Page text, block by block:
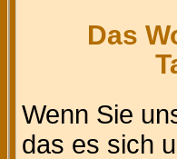
Das
Wenn Sie
das es sich